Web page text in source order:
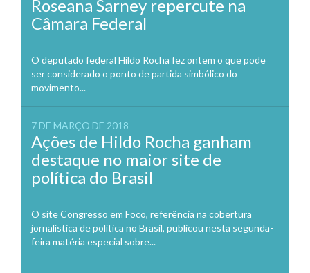
Roseana Sarney repercute na
Câmara Federal
O deputado federal Hildo Rocha fez ontem o que pode
ser considerado o ponto de partida simbólico do
movimento...
7 DE MARÇO DE 2018
Ações de Hildo Rocha ganham
destaque no maior site de
política do Brasil
O site Congresso em Foco, referência na cobertura
jornalística de política no Brasil, publicou nesta segunda-
feira matéria especial sobre...